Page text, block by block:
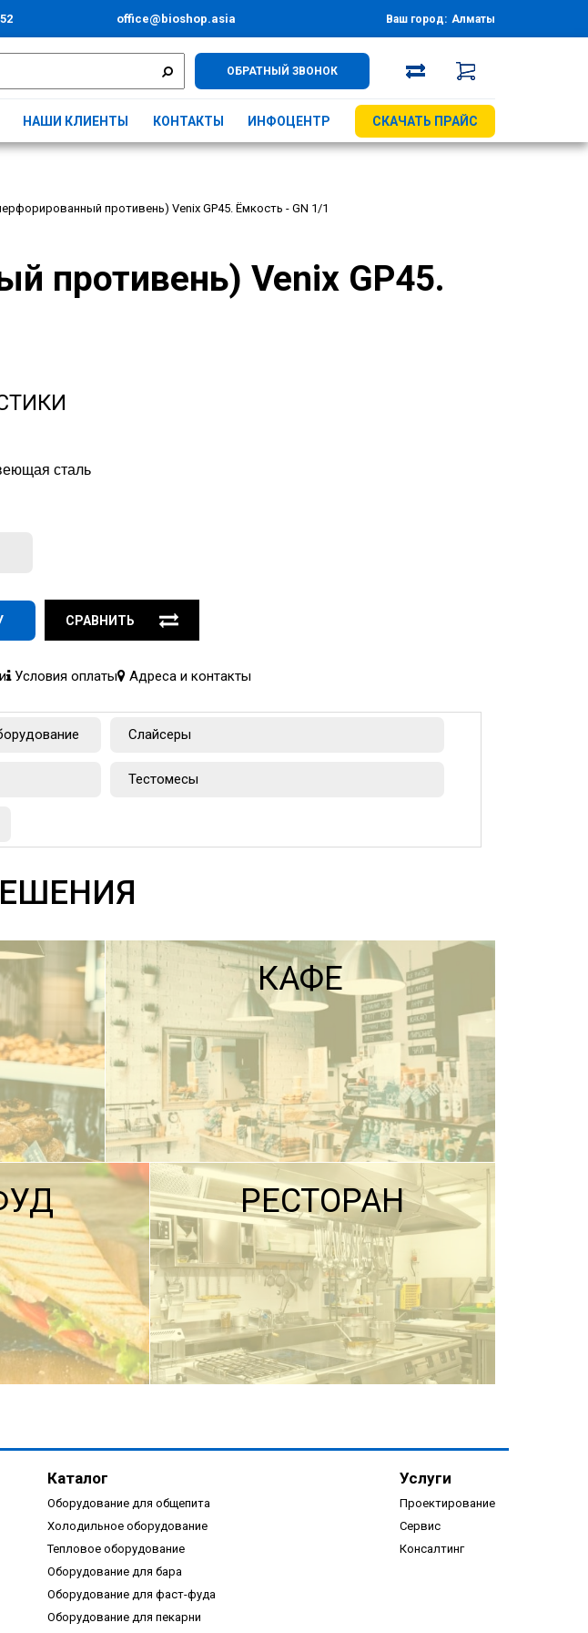
office@bioshop.asia Ваш город: Алматы
ОБРАТНЫЙ ЗВОНОК
НАШИ КЛИЕНТЫ КОНТАКТЫ ИНФОЦЕНТР СКАЧАТЬ ПРАЙС
противень) Venix GP45. Ёмкость - GN 1/1
противень) Venix GP45.
сталь
СРАВНИТЬ
Условия оплаты Адреса и контакты
Слайсеры
Тестомесы
КАФЕ
ПОДРОБНЕЕ
РЕСТОРАН
Каталог
Оборудование для общепита
Холодильное оборудование
Тепловое оборудование
Оборудование для бара
Оборудование для фаст-фуда
Оборудование для пекарни
Услуги
Проектирование
Сервис
Консалтинг